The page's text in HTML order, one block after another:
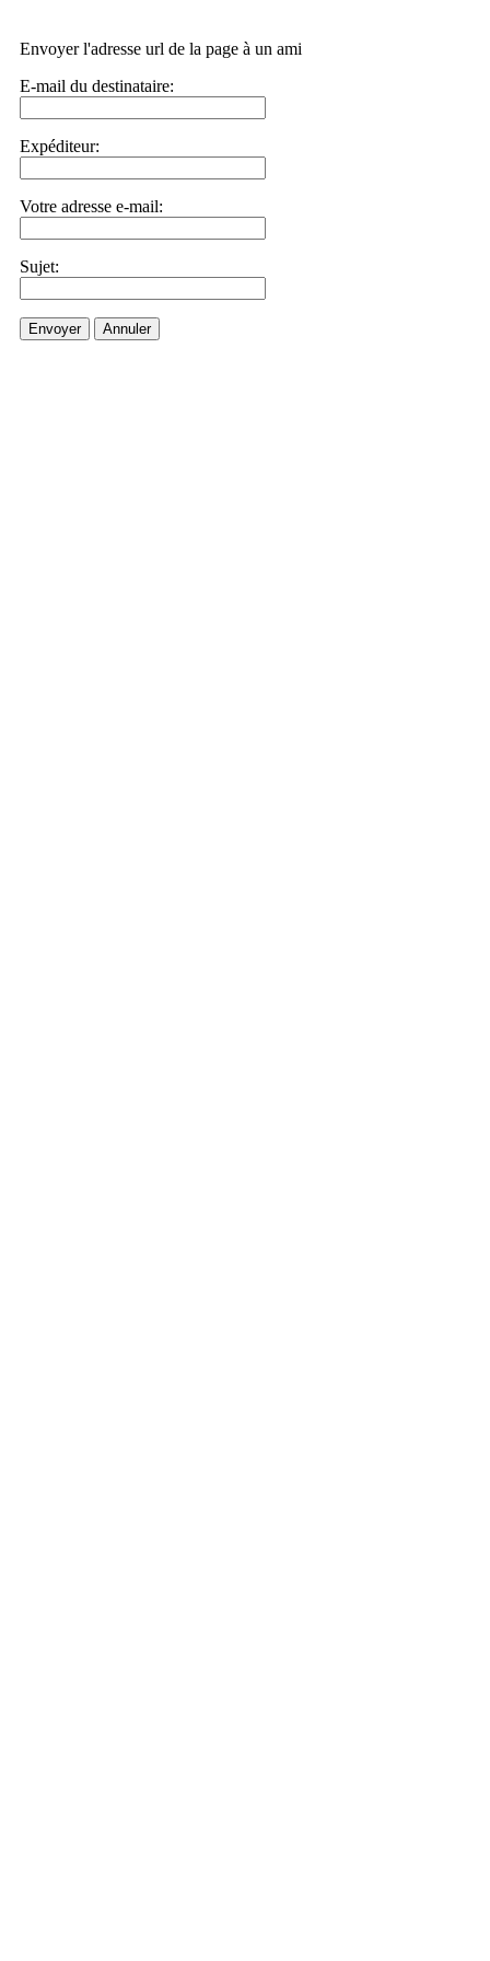
Envoyer l'adresse url de la page à un ami
E-mail du destinataire:
Expéditeur:
Votre adresse e-mail:
Sujet:
Envoyer Annuler